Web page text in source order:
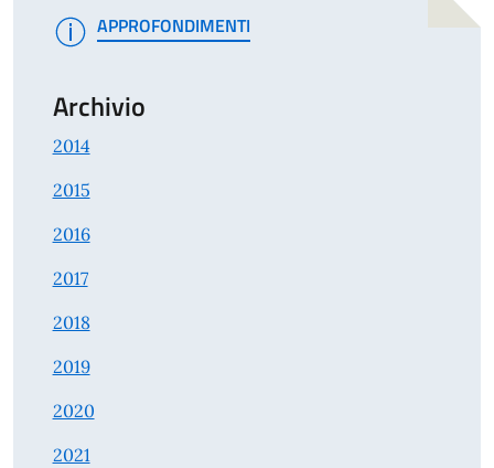
APPROFONDIMENTI
Archivio
2014
2015
2016
2017
2018
2019
2020
2021